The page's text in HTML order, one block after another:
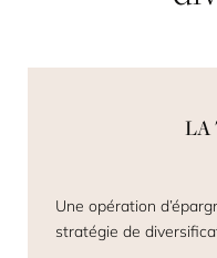
LA
Une opération
stratégie de